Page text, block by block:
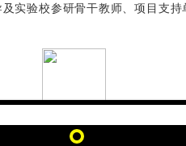
实验校参研骨干教师、项目支